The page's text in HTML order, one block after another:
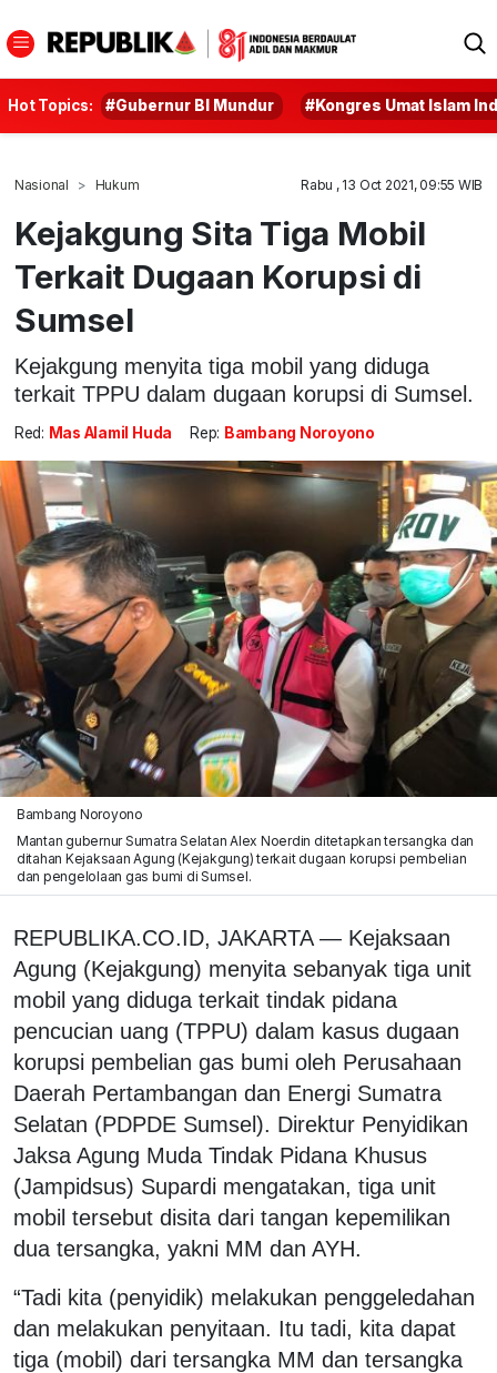
Hot Topics: #Gubernur BI Mundur #Kongres Umat Islam
Nasional Hukum Rabu , 13 Oct 2021, 09:55 WIB
Kejakgung Sita Tiga Mobil
Terkait Dugaan Korupsi di
Sumsel
Kejakgung menyita tiga mobil yang diduga
terkait TPPU dalam dugaan korupsi di Sumsel.
Red: Mas Alamil Huda Rep: Bambang Noroyono
Bambang Noroyono
Mantan gubernur Sumatra Selatan Alex Noerdin ditetapkan tersangka dan
ditahan Kejaksaan Agung (Kejakgung) terkait dugaan korupsi pembelian
dan pengelolaan gas bumi di Sumsel.
REPUBLIKA.CO.ID, JAKARTA — Kejaksaan
Agung (Kejakgung) menyita sebanyak tiga unit
mobil yang diduga terkait tindak pidana
pencucian uang (TPPU) dalam kasus dugaan
korupsi pembelian gas bumi oleh Perusahaan
Daerah Pertambangan dan Energi Sumatra
Selatan (PDPDE Sumsel). Direktur Penyidikan
Jaksa Agung Muda Tindak Pidana Khusus
(Jampidsus) Supardi mengatakan, tiga unit
mobil tersebut disita dari tangan kepemilikan
dua tersangka, yakni MM dan AYH.
“Tadi kita (penyidik) melakukan penggeledahan
dan melakukan penyitaan. Itu tadi, kita dapat
tiga (mobil) dari tersangka MM dan tersangka